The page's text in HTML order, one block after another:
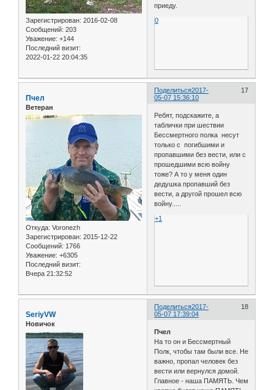
Зарегистрирован: 2016-02-08
Сообщений: 203
Уважение: +144
Последний визит:
2022-01-22 20:04:35
приеду.
0
Поделиться 17
2017-
05-07 15:36:10
Пчел
Ветеран
Откуда: Voronezh
Зарегистрирован: 2015-12-22
Сообщений: 1766
Уважение: +6305
Последний визит:
Вчера 21:32:52
Ребят, подскажите, а
таблички при шествии
Бессмертного полка несут
только с погибшими и
пропавшими без вести, или с
прошедшими всю войну
тоже? А то у меня один
дедушка пропавший без
вести, а другой прошел всю
войну.....
+1
Поделиться 18
2017-
05-07 17:39:04
SeriyVW
Новичок
Пчел
На то он и Бессмертный
Полк, чтобы там были все. Не
важно, пропал человек без
вести или вернулся домой.
Главное - наша ПАМЯТЬ. Чем